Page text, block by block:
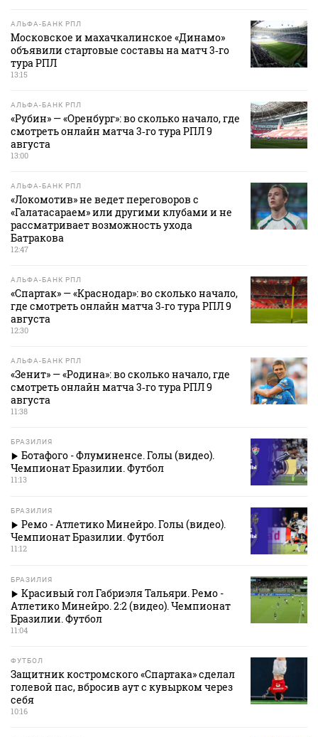
АЛЬФА-БАНК РПЛ
Московское и махачкалинское «Динамо»
объявили стартовые составы на матч 3‑го
тура РПЛ
13:15
АЛЬФА-БАНК РПЛ
«Рубин» — «Оренбург»: во сколько начало, где
смотреть онлайн матча 3‑го тура РПЛ 9
августа
13:00
АЛЬФА-БАНК РПЛ
«Локомотив» не ведет переговоров с
«Галатасараем» или другими клубами и не
рассматривает возможность ухода
Батракова
12:47
АЛЬФА-БАНК РПЛ
«Спартак» — «Краснодар»: во сколько начало,
где смотреть онлайн матча 3‑го тура РПЛ 9
августа
12:30
АЛЬФА-БАНК РПЛ
«Зенит» — «Родина»: во сколько начало, где
смотреть онлайн матча 3‑го тура РПЛ 9
августа
11:38
БРАЗИЛИЯ
Ботафого - Флуминенсе. Голы (видео).
Чемпионат Бразилии. Футбол
11:13
БРАЗИЛИЯ
Ремо - Атлетико Минейро. Голы (видео).
Чемпионат Бразилии. Футбол
11:12
БРАЗИЛИЯ
Красивый гол Габриэля Тальяри. Ремо -
Атлетико Минейро. 2:2 (видео). Чемпионат
Бразилии. Футбол
11:04
ФУТБОЛ
Защитник костромского «Спартака» сделал
голевой пас, вбросив аут с кувырком через
себя
10:16